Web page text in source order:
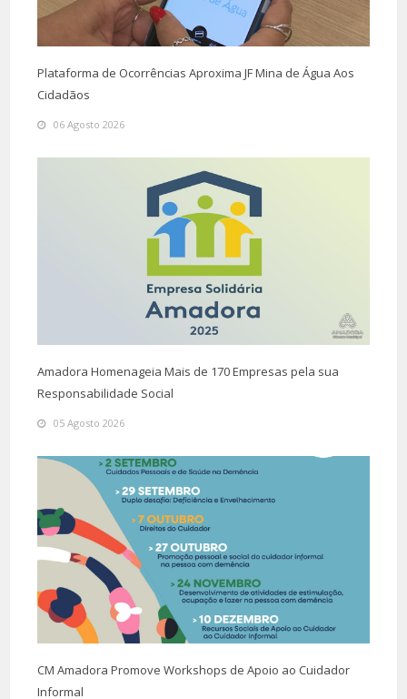
Plataforma de Ocorrências Aproxima JF Mina de Água Aos
Cidadãos
06 Agosto 2026
Amadora Homenageia Mais de 170 Empresas pela sua
Responsabilidade Social
05 Agosto 2026
CM Amadora Promove Workshops de Apoio ao Cuidador
Informal